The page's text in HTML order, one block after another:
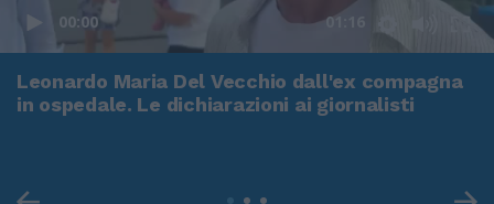
00:00 01:16
Leonardo Maria Del Vecchio dall'ex compagna
in ospedale. Le dichiarazioni ai giornalisti